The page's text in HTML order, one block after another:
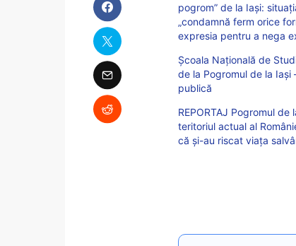
pogrom” de la Iași:
„condamnă ferm orice
expresia pentru a nega
Școala Națională de
de la Pogromul de la Iași
publică
REPORTAJ Pogromul
teritoriul actual al
că și-au riscat viața